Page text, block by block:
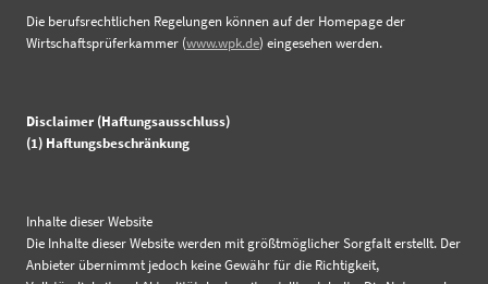
Die berufsrechtlichen Regelungen können auf der Homepage der
Wirtschaftsprüferkammer (www.wpk.de) eingesehen werden.
Disclaimer (Haftungsausschluss)
(1) Haftungsbeschränkung
Inhalte dieser Website
Die Inhalte dieser Website werden mit größtmöglicher Sorgfalt erstellt. Der
Anbieter übernimmt jedoch keine Gewähr für die Richtigkeit,